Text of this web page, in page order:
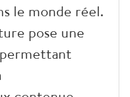
le monde réel.
pose une